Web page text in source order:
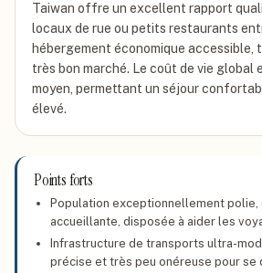
Taiwan offre un excellent rapport
locaux de rue ou petits restaurants
hébergement économique accessible,
très bon marché. Le coût de vie global
moyen, permettant un séjour
élevé.
Points forts
Population exceptionnellement
accueillante, disposée à aider les
Infrastructure de transports ultra-
précise et très peu onéreuse pour se